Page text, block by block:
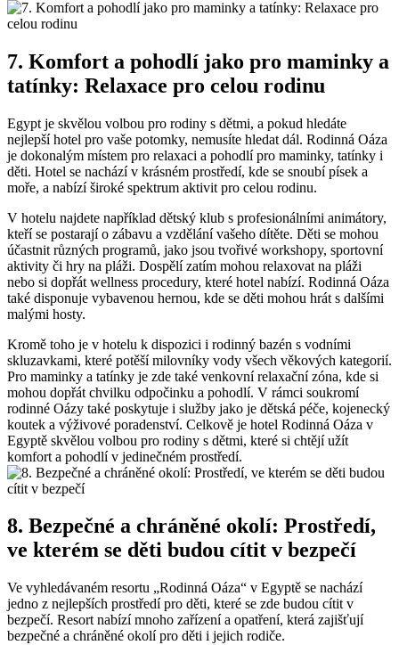
7. Komfort a pohodlí jako pro maminky a
tatínky: Relaxace pro celou rodinu
Egypt je skvělou volbou pro rodiny s dětmi, a pokud hledáte
nejlepší hotel pro vaše potomky, nemusíte hledat dál. Rodinná Oáza
je dokonalým místem pro relaxaci a pohodlí pro maminky, tatínky i
děti. Hotel se nachází v krásném prostředí, kde se snoubí písek a
moře, a nabízí široké spektrum aktivit pro celou rodinu.
V hotelu najdete například dětský klub s profesionálními animátory,
kteří se postarají o zábavu a vzdělání vašeho dítěte. Děti se mohou
účastnit různých programů, jako jsou tvořivé workshopy, sportovní
aktivity či hry na pláži. Dospělí zatím mohou relaxovat na pláži
nebo si dopřát wellness procedury, které hotel nabízí. Rodinná Oáza
také disponuje vybavenou hernou, kde se děti mohou hrát s dalšími
malými hosty.
Kromě toho je v hotelu k dispozici i rodinný bazén s vodními
skluzavkami, které potěší milovníky vody všech věkových kategorií.
Pro maminky a tatínky je zde také venkovní relaxační zóna, kde si
mohou dopřát chvilku odpočinku a pohodlí. V rámci soukromí
rodinné Oázy také poskytuje i služby jako je dětská péče, kojenecký
koutek a výživové poradenství. Celkově je hotel Rodinná Oáza v
Egyptě skvělou volbou pro rodiny s dětmi, které si chtějí užít
komfort a pohodlí v jedinečném prostředí.
8. Bezpečné a chráněné okolí: Prostředí,
ve kterém se děti budou cítit v bezpečí
Ve vyhledávaném resortu „Rodinná Oáza“ v Egyptě se nachází
jedno z nejlepších prostředí pro děti, které se zde budou cítit v
bezpečí. Resort nabízí mnoho zařízení a opatření, která zajišťují
bezpečné a chráněné okolí pro děti i jejich rodiče.